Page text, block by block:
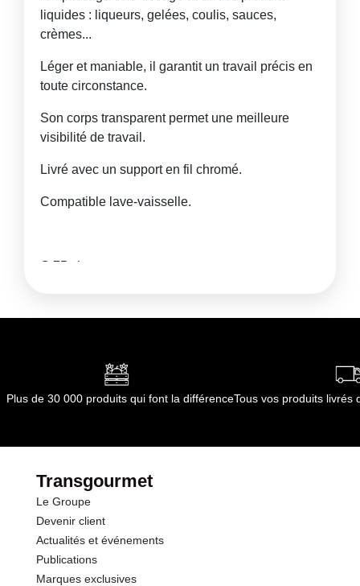
liquides : liqueurs, gelées, coulis, sauces,
crèmes...
Léger et maniable, il garantit un travail précis en
toute circonstance.
Son corps transparent permet une meilleure
visibilité de travail.
Livré avec un support en fil chromé.
Compatible lave-vaisselle.
C 75 cl
Poids 0.360 kg
Plus de 30 000 produits qui font la différenceTous vos produits livrés
Transgourmet
Le Groupe
Devenir client
Actualités et événements
Publications
Marques exclusives